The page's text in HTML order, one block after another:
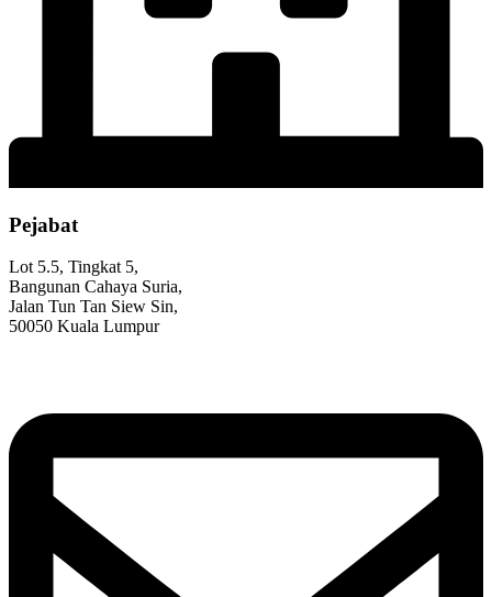
Pejabat
Lot 5.5, Tingkat 5,
Bangunan Cahaya Suria,
Jalan Tun Tan Siew Sin,
50050 Kuala Lumpur